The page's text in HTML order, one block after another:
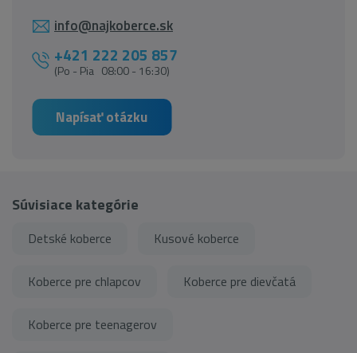
info@najkoberce.sk
+421 222 205 857
(Po - Pia 08:00 - 16:30)
Napísať otázku
Súvisiace kategórie
Detské koberce Kusové koberce
Koberce pre chlapcov Koberce pre dievčatá
Koberce pre teenagerov